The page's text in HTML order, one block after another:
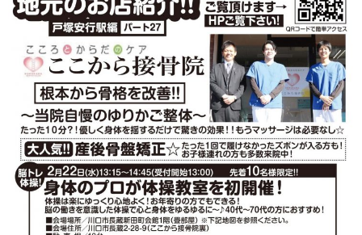
物件情報
オススメ物件
物件の検索
住宅相談会
会社概要
アクセス